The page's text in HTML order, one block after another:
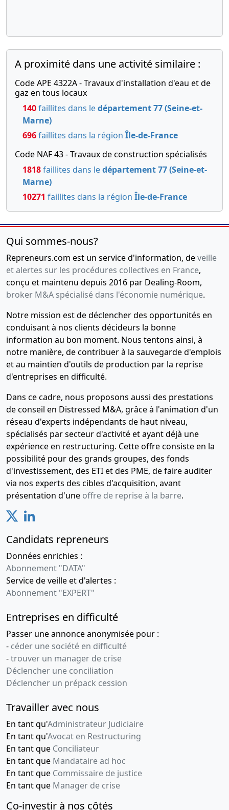
A proximité dans une activité similaire :
Code APE 4322A - Travaux d'installation d'eau et de
gaz en tous locaux
140faillites dans ledépartement 77 (Seine-et-
Marne)
696faillites dans la région Île-de-France
Code NAF 43 - Travaux de construction spécialisés
1818faillites dans ledépartement 77 (Seine-et-
Marne)
10271 faillites dans la région Île-de-France
Qui sommes-nous?
Repreneurs.com est un service d'information, deveille
et alertes sur les procédures collectives en France,
conçu et maintenu depuis 2016 par Dealing-Room,
broker M&A spécialisé dans l'économie numérique.
Notre mission est de déclencher des opportunités en
conduisant à nos clients décideurs la bonne
information au bon moment. Nous tentons ainsi, à
notre manière, de contribuer à la sauvegarde d'emplois
et au maintien d'outils de production par la reprise
d'entreprises en difficulté.
Dans ce cadre, nous proposons aussi des prestations
de conseil en Distressed M&A, grâce à l'animation d'un
réseau d'experts indépendants de haut niveau,
spécialisés par secteur d'activité et ayant déjà une
expérience en restructuring. Cette offre consiste en la
possibilité pour des grands groupes, des fonds
d'investissement, des ETI et des PME, de faire auditer
via nos experts des cibles d'acquisition, avant
présentation d'une offre de reprise à la barre.
Candidats repreneurs
Données enrichies :
Abonnement "DATA"
Service de veille et d'alertes :
Abonnement "EXPERT"
Entreprises en difficulté
Passer une annonce anonymisée pour :
- céder une société en difficulté
-trouver un manager de crise
Déclencher une conciliation
Déclencher un prépack cession
Travailler avec nous
En tant qu'Administrateur Judiciaire
En tant qu'Avocat en Restructuring
En tant que Conciliateur
En tant que Mandataire ad hoc
En tant que Commissaire de justice
En tant que Manager de crise
Co-investir à nos côtés